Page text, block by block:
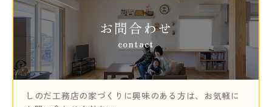
お問合わせ
contact
しのだ工務店の家づくりに興味のある方は、 お気軽に